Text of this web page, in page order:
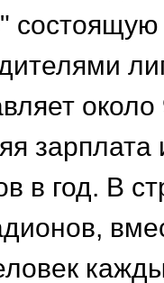
зарплата
в год. В